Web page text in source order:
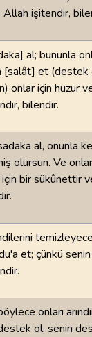
Allah işitendir,
al; bununla
[salât] et
onlar için huzur
bilendir.
al, onunla
olursun. Ve
bir sükûnettir
et; çünkü
onları
ol, senin